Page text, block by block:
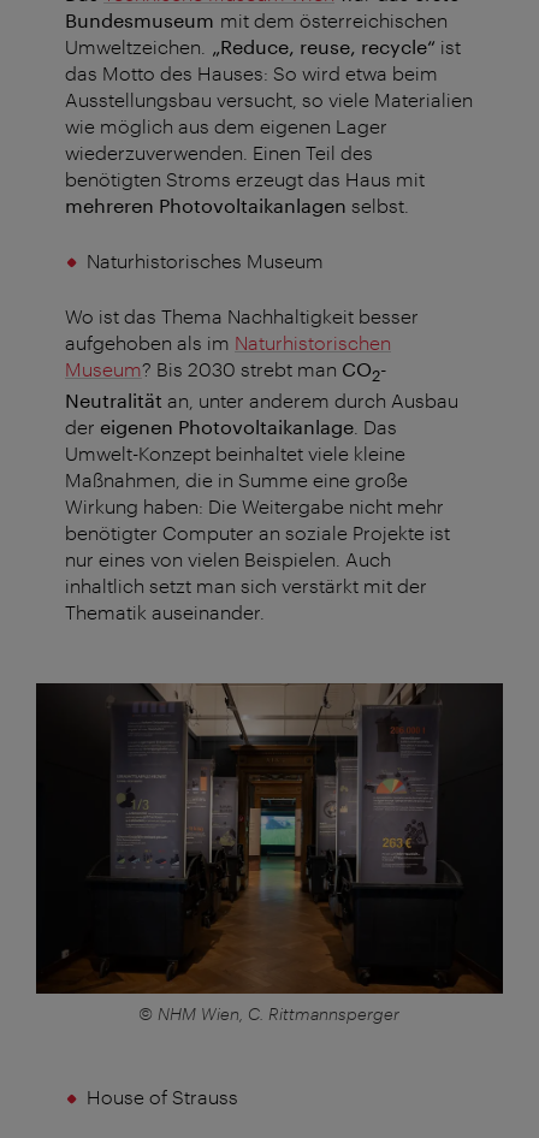
Bundesmuseum mit dem österreichischen
Umweltzeichen.
„Reduce, reuse, recycle“ ist
das Motto des Hauses: So wird etwa beim
Ausstellungsbau versucht, so viele Materialien
wie möglich aus dem eigenen Lager
wiederzuverwenden. Einen Teil des
benötigten Stroms erzeugt das Haus mit
mehreren Photovoltaikanlagen selbst.
Naturhistorisches Museum
Wo ist das Thema Nachhaltigkeit besser
aufgehoben als im Naturhistorischen
Museum? Bis 2030 strebt man CO2-
Neutralität an, unter anderem durch Ausbau
der eigenen Photovoltaikanlage . Das
Umwelt-Konzept beinhaltet viele kleine
Maßnahmen, die in Summe eine große
Wirkung haben: Die Weitergabe nicht mehr
benötigter Computer an soziale Projekte ist
nur eines von vielen Beispielen. Auch
inhaltlich setzt man sich verstärkt mit der
Thematik auseinander.
© NHM Wien, C. Rittmannsperger
House of Strauss